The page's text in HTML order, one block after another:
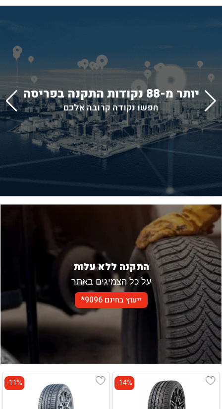
יותר מ-88 נקודות התקנה בפריסה
חפשו נקודה קרובה אלכם
התקנה ללא עלות
על כל הצמיגים באתר
ייעוץ בחינם 9096*
14%-
11%-